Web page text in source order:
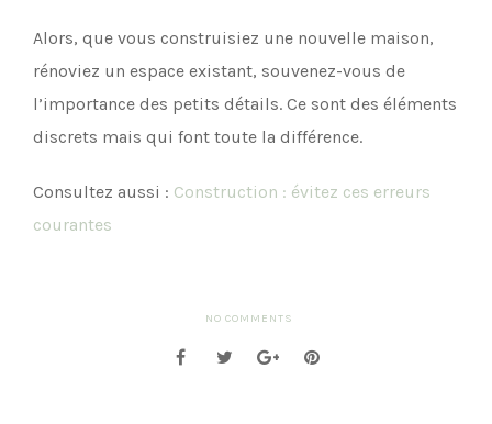
Alors, que vous construisiez une nouvelle maison,
rénoviez un espace existant, souvenez-vous de
l’importance des petits détails. Ce sont des éléments
discrets mais qui font toute la différence.
Consultez aussi : Construction : évitez ces erreurs
courantes
NO COMMENTS